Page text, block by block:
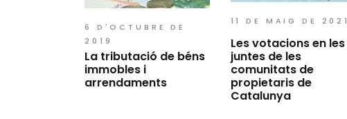
6 D'OCTUBRE DE
2019
La tributació de béns
immobles i
arrendaments
11 DE MAIG DE 2021
Les votacions en les
juntes de les
comunitats de
propietaris de
Catalunya